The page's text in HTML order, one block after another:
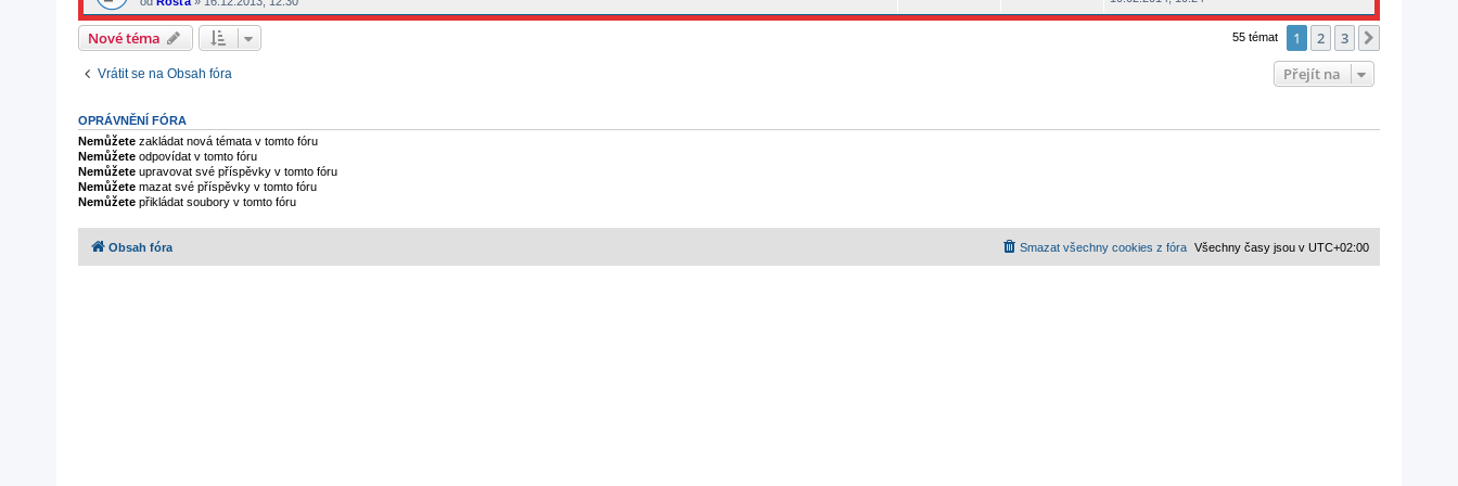
Nové téma 55 témat 1 2 3
Vrátit se na Obsah fóra Přejít na
OPRÁVNĚNÍ FÓRA
Nemůžete zakládat nová témata v tomto fóru
Nemůžete odpovídat v tomto fóru
Nemůžete upravovat své příspěvky v tomto fóru
Nemůžete mazat své příspěvky v tomto fóru
Nemůžete přikládat soubory v tomto fóru
Obsah fóra Všechny časy jsou v UTC+02:00
Smazat všechny cookies z fóra